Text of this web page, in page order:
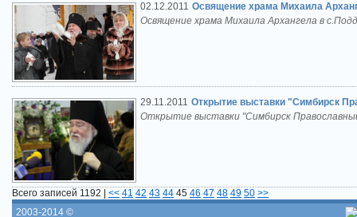
02.12.2011 Освящение храма Михаила
Освящение храма Михаила Архангела в
29.11.2011 Открытие выставки "Симбирск
Открытие выставки "Симбирск
Всего записей 1192 | << 41 42 43 44 45 46 47 48 49 50 >>
2003-2014 ©